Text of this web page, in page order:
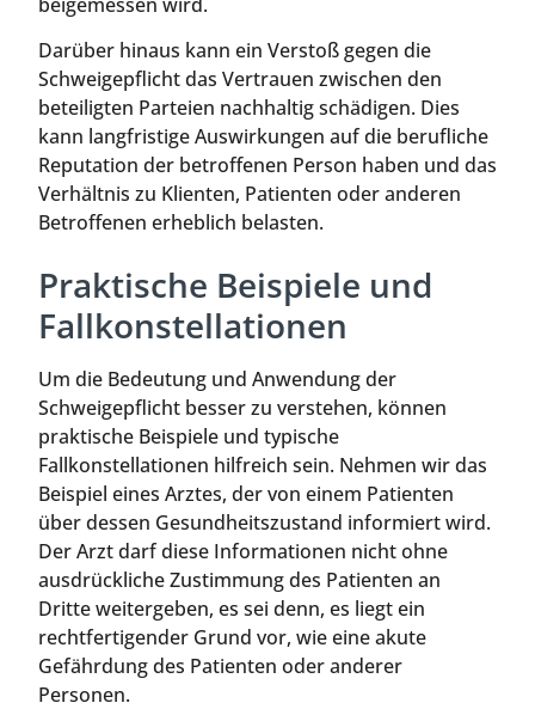
Darüber hinaus kann ein Verstoß gegen die
Schweigepflicht das Vertrauen zwischen den
beteiligten Parteien nachhaltig schädigen. Dies
kann langfristige Auswirkungen auf die berufliche
Reputation der betroffenen Person haben und das
Verhältnis zu Klienten, Patienten oder anderen
Betroffenen erheblich belasten.
Praktische Beispiele und
Fallkonstellationen
Um die Bedeutung und Anwendung der
Schweigepflicht besser zu verstehen, können
praktische Beispiele und typische
Fallkonstellationen hilfreich sein. Nehmen wir das
Beispiel eines Arztes, der von einem Patienten
über dessen Gesundheitszustand informiert wird.
Der Arzt darf diese Informationen nicht ohne
ausdrückliche Zustimmung des Patienten an
Dritte weitergeben, es sei denn, es liegt ein
rechtfertigender Grund vor, wie eine akute
Gefährdung des Patienten oder anderer
Personen.